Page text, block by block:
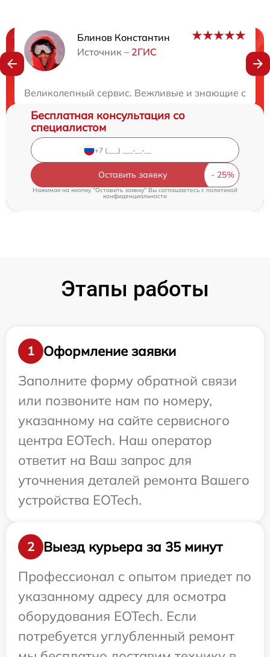
Блинов Константин
Источник – 2ГИС
Великолепный сервис. Вежливые и знающие
Нужна консультация?
Бесплатная консультация со
специалистом
Оставить заявку
Нажимая на кнопку "Оставить заявку" Вы соглашаетесь cполитикой
конфиденциальности
Этапы работы
1
Оформление заявки
Заполните форму обратной связи
или позвоните нам по номеру,
указанному на сайте сервисного
центра EOTech. Наш оператор
ответит на Ваш запрос для
уточнения деталей ремонта Вашего
устройства EOTech.
2
Выезд курьера за 35 минут
Профессионал с опытом приедет по
указанному адресу для осмотра
оборудования EOTech. Если
потребуется углубленный ремонт